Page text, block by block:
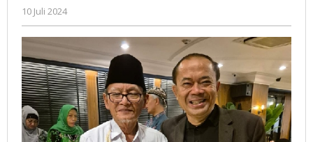
10 Juli 2024
Gatot
Susanto